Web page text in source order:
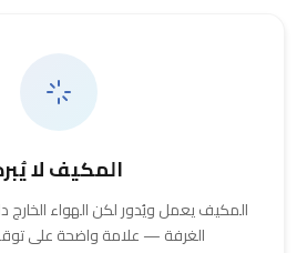
المكيف لا
المكيف يعمل ويُدور لكن الهواء الخارج
الغرفة — علامة واضحة على